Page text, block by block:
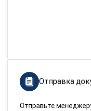
Отправка
Отправьте